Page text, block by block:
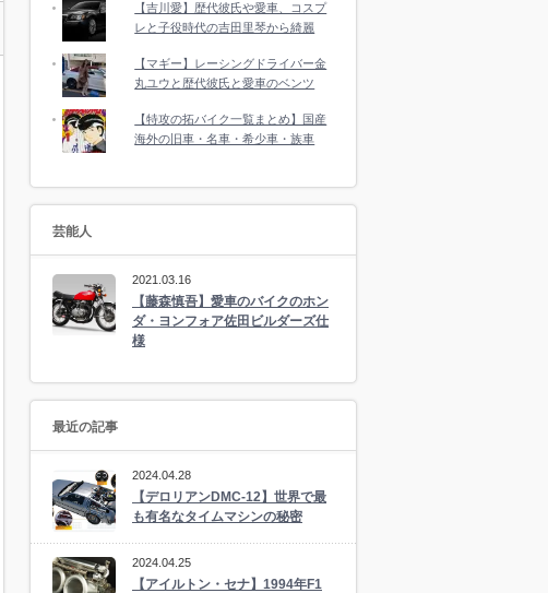
【吉川愛】歴代彼氏や愛車、コスプ
レと子役時代の吉田里琴から綺麗
【マギー】レーシングドライバー金
丸ユウと歴代彼氏と愛車のベンツ
【特攻の拓バイク一覧まとめ】国産
海外の旧車・名車・希少車・族車
芸能人
2021.03.16
【藤森慎吾】愛車のバイクのホン
ダ・ヨンフォア佐田ビルダーズ仕
様
最近の記事
2024.04.28
【デロリアンDMC-12】世界で最
も有名なタイムマシンの秘密
2024.04.25
【アイルトン・セナ】1994年F1